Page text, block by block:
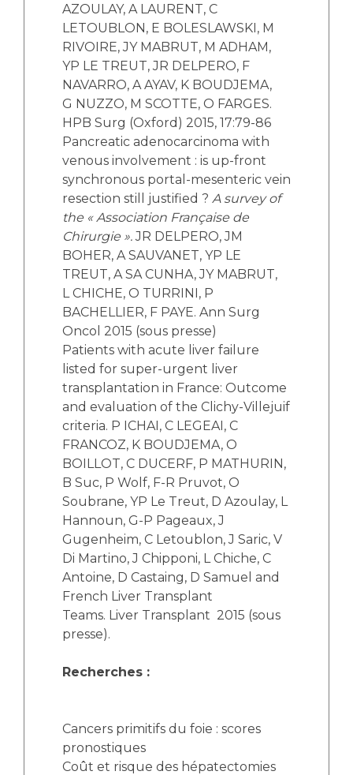
AZOULAY, A LAURENT, C
LETOUBLON, E BOLESLAWSKI, M
RIVOIRE, JY MABRUT, M ADHAM,
YP LE TREUT, JR DELPERO, F
NAVARRO, A AYAV, K BOUDJEMA,
G NUZZO, M SCOTTE, O FARGES.
HPB Surg (Oxford) 2015, 17:79-86
Pancreatic adenocarcinoma with
venous involvement : is up-front
synchronous portal-mesenteric vein
resection still justified ? A survey of
the « Association Française de
Chirurgie ».JR DELPERO, JM
BOHER, A SAUVANET, YP LE
TREUT, A SA CUNHA, JY MABRUT,
L CHICHE, O TURRINI, P
BACHELLIER, F PAYE. Ann Surg
Oncol 2015 (sous presse)
Patients with acute liver failure
listed for super-urgent liver
transplantation in France: Outcome
and evaluation of the Clichy-Villejuif
criteria. P ICHAI, C LEGEAI, C
FRANCOZ, K BOUDJEMA, O
BOILLOT, C DUCERF, P MATHURIN,
B Suc, P Wolf, F-R Pruvot, O
Soubrane, YP Le Treut, D Azoulay, L
Hannoun, G-P Pageaux, J
Gugenheim, C Letoublon, J Saric, V
Di Martino, J Chipponi, L Chiche, C
Antoine, D Castaing, D Samuel and
French Liver Transplant
Teams. Liver Transplant 2015 (sous
presse).
Recherches :
Cancers primitifs du foie : scores
pronostiques
Coût et risque des hépatectomies